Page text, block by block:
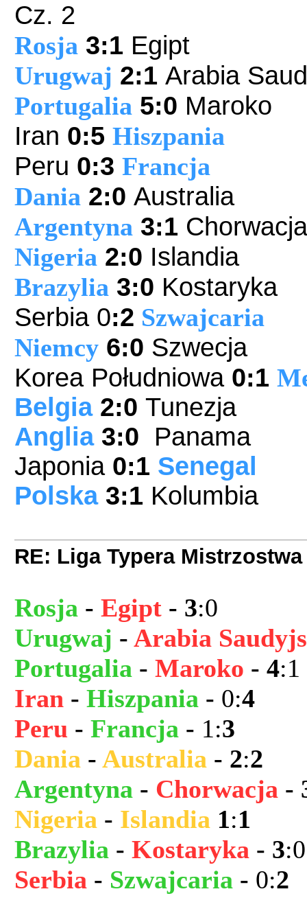
Cz. 2
Rosja 3:1 Egipt
Urugwaj 2:1 Arabia
Portugalia 5:0 Maroko
Iran 0:5 Hiszpania
Peru 0:3 Francja
Dania 2:0 Australia
Argentyna 3:1
Nigeria 2:0 Islandia
Brazylia 3:0 Kostaryka
Serbia 0:2 Szwajcaria
Niemcy 6:0 Szwecja
Korea Południowa 0:1
Belgia 2:0 Tunezja
Anglia 3:0 Panama
Japonia 0:1 Senegal
Polska 3:1 Kolumbia
RE: Liga Typera Mistrzostwa
Rosja - Egipt - 3:0
Urugwaj - Arabia
Portugalia - Maroko - 4:1
Iran - Hiszpania - 0:4
Peru - Francja - 1:3
Dania - Australia - 2:2
Argentyna - Chorwacja -
Nigeria - Islandia 1:1
Brazylia - Kostaryka - 3:0
Serbia - Szwajcaria - 0:2